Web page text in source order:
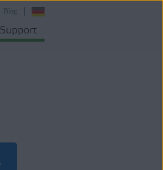
Blog
Support